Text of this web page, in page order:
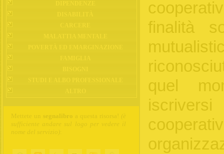
Mettete un segnalibro a questa risorsa! (è
sufficiente andare sul logo per vedere il
nome del servizio)
finalità
quel